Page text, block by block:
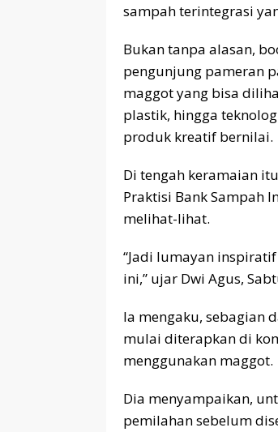
sampah terintegrasi
Bukan tanpa alasan,
pengunjung pameran
maggot yang bisa
plastik, hingga
produk kreatif bernilai.
Di tengah keramaian
Praktisi Bank Sampah
melihat-lihat.
“Jadi lumayan
ini,” ujar Dwi Agus,
Ia mengaku, sebagian
mulai diterapkan di
menggunakan maggot.
Dia menyampaikan,
pemilahan sebelum